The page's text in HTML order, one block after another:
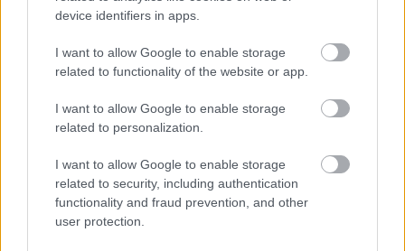
device identifiers in apps.
I want to allow Google to enable storage
related to functionality of the website or app.
I want to allow Google to enable storage
related to personalization.
I want to allow Google to enable storage
related to security, including authentication
functionality and fraud prevention, and other
user protection.
Modern letisztultság és klasszikus stílus